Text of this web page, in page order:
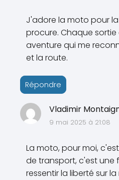
J'adore la moto pour
procure. Chaque
aventure qui me
et la route.
Répondre
Vladimir
9 mai 2025 à 21:08
La moto, pour moi,
de transport, c'est une
ressentir la liberté sur la